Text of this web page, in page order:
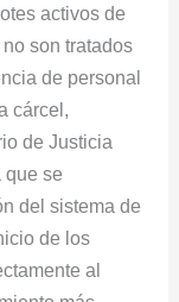
activos de
son tratados
de personal
cárcel,
de Justicia
que se
del sistema de
de los
al